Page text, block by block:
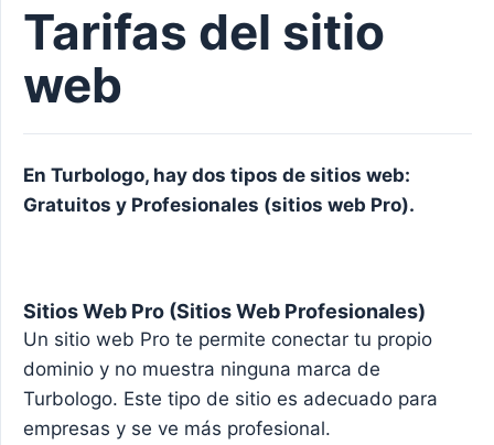
Tarifas del sitio
web
En Turbologo, hay dos tipos de sitios web:
Gratuitos y Profesionales (sitios web Pro).
Sitios Web Pro (Sitios Web Profesionales)
Un sitio web Pro te permite conectar tu propio
dominio y no muestra ninguna marca de
Turbologo. Este tipo de sitio es adecuado para
empresas y se ve más profesional.